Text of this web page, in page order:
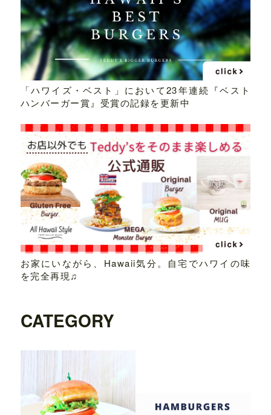
「ハワイズ・ベスト」において23年連続『ベスト
ハンバーガー賞』受賞の記録を更新中
お家にいながら、Hawaii気分。自宅でハワイの味
を完全再現♫
CATEGORY